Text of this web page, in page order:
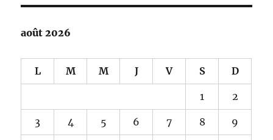
août 2026
L M M J V S D
1 2
3 4 5 6 7 8 9